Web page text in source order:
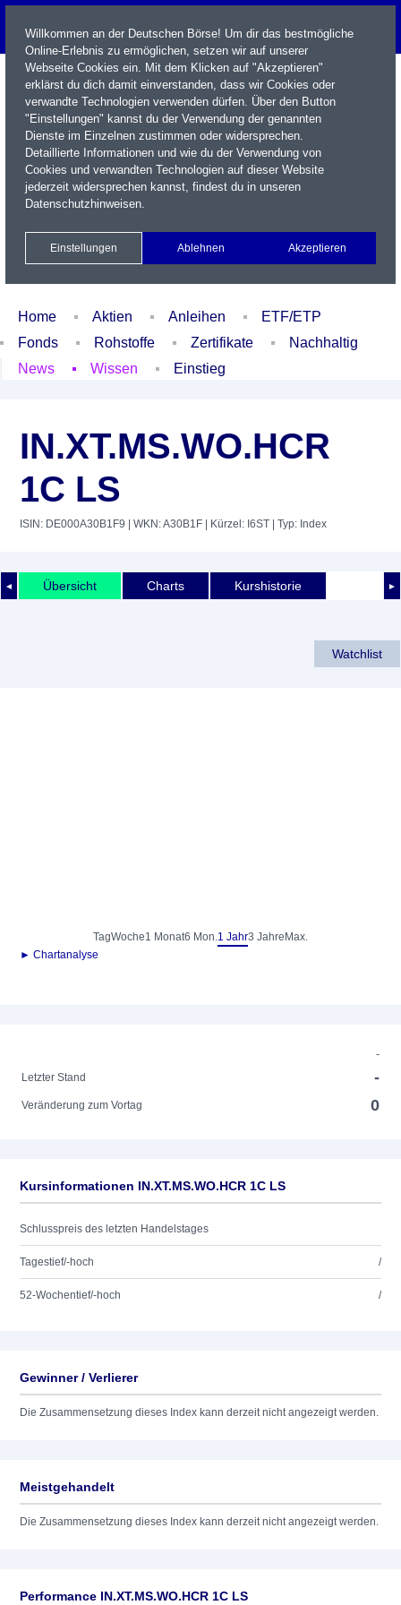
Name / WKN / ISIN / Kürzel
Xetra Realtime
Watchlist Portfolio Login
Home Aktien Anleihen
ETF/ETP
Fonds
Rohstoffe Zertifikate
Nachhaltig
News
Wissen Einstieg
IN.XT.MS.WO.HCR
1C LS
ISIN: DE000A30B1F9 | WKN: A30B1F | Kürzel: I6ST | Typ: Index
◄ ►
Übersicht Charts Kurshistorie
Watchlist
TagWoche1 Monat6 Mon.1 Jahr3 Jahre Max.
► Chartanalyse
-
Letzter Stand
-
Veränderung zum Vortag 0
Kursinformationen IN.XT.MS.WO.HCR 1C LS
Schlusspreis des letzten Handelstages
Tagestief/-hoch /
52-Wochentief/-hoch /
Gewinner / Verlierer
Die Zusammensetzung dieses Index kann derzeit nicht angezeigt werden.
Meistgehandelt
Die Zusammensetzung dieses Index kann derzeit nicht angezeigt werden.
Performance IN.XT.MS.WO.HCR 1C LS
Willkommen an der Deutschen Börse! Um dir das bestmögliche
Online-Erlebnis zu ermöglichen, setzen wir auf unserer
Webseite Cookies ein. Mit dem Klicken auf "Akzeptieren"
erklärst du dich damit einverstanden, dass wir Cookies oder
verwandte Technologien verwenden dürfen. Über den Button
"Einstellungen" kannst du der Verwendung der genannten
Dienste im Einzelnen zustimmen oder widersprechen.
Detaillierte Informationen und wie du der Verwendung von
Cookies und verwandten Technologien auf dieser Website
jederzeit widersprechen kannst, findest du in unseren
Datenschutzhinweisen.
Einstellungen Ablehnen Akzeptieren